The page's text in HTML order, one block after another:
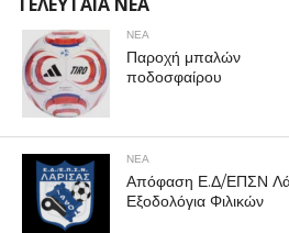
ΝΕΑ
Παροχή μπαλών
ποδοσφαίρου
ΝΕΑ
Απόφαση Ε.Δ/ΕΠΣΝ
Εξοδολόγια Φιλικών